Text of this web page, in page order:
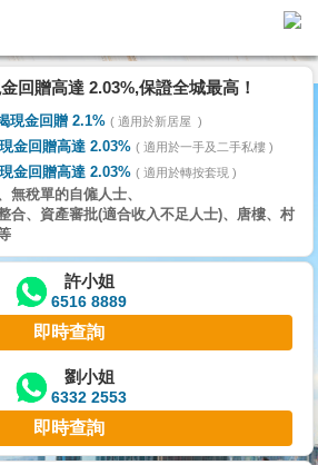
代
理
回贈高達 2.03%,保證全城最高！
現金回贈 2.1% 適用於新居屋
金回贈高達 2.03% 適用於一手及二手私樓
金回贈高達 2.03% 適用於轉按套現
無稅單的自僱人士、
合、資產審批(適合收入不足人士)、唐樓、村
許小姐
6516 8889
即時查詢
劉小姐
6332 2553
即時查詢